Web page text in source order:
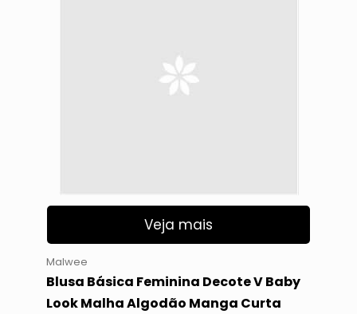
Veja mais
Malwee
Blusa Básica Feminina Decote V Baby
Look Malha Algodão Manga Curta